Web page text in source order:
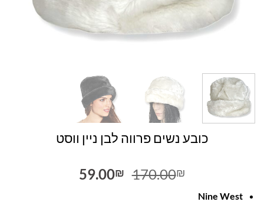
כובע נשים פרווה לבן ניין ווסט
170.00₪
המחיר
59.00₪
המחיר
Nine West